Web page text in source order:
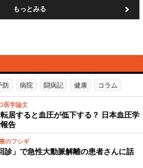
もっとみる
防 病院 闘病記 健康 コラム
医学論文
居すると血圧が低下する？ 日本血圧学
告
のフシギ
診」で急性大動脈解離の患者さんに話